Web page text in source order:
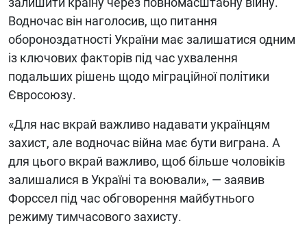
Водночас він наголосив, що питання
обороноздатності України має залишатися одним
із ключових факторів під час ухвалення
подальших рішень щодо міграційної політики
Євросоюзу.
«Для нас вкрай важливо надавати українцям
захист, але водночас війна має бути виграна. А
для цього вкрай важливо, щоб більше чоловіків
залишалися в Україні та воювали», — заявив
Форссел під час обговорення майбутнього
режиму тимчасового захисту.